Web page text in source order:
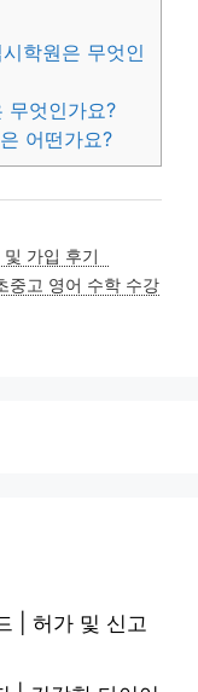
학원은 무엇인
무엇인가요?
어떤가요?
가입 후기
중고 영어 수학 수강
| 허가 및 신고